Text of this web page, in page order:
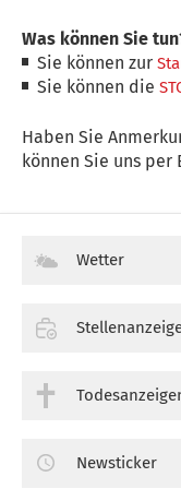
Was können Sie
Sie können zur
Sie können die
Haben Sie
können Sie uns per
Wetter
Newsticker